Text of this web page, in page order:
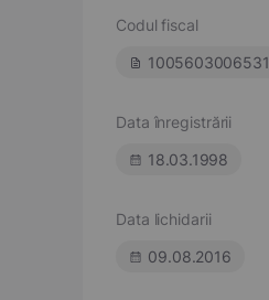
Codul fiscal
1005603006531
Data înregistrării
18.03.1998
Data lichidarii
09.08.2016